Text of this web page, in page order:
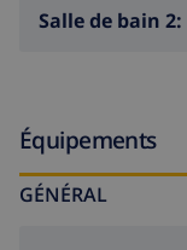
Salle de bain 2:
Équipements
GÉNÉRAL